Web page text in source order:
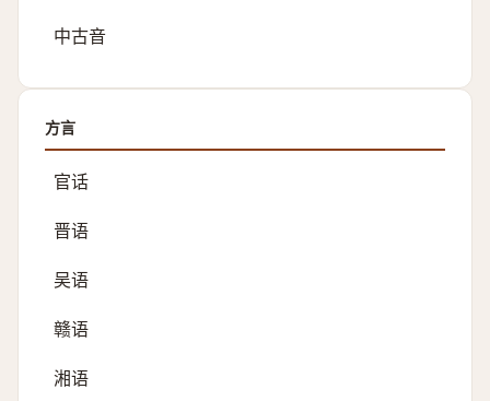
中古音
方言
官话
晋语
吴语
赣语
湘语